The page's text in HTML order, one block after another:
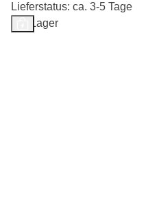
Lieferstatus: ca. 3-5 Tage
Auf Lager